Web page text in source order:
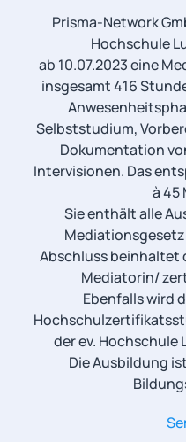
Prisma-Network
Hochschule
ab 10.07.2023 eine
insgesamt 416
Selbststudium,
Dokumentation
Intervisionen. Das
à 45
Sie enthält alle
Abschluss beinhaltet
Mediatorin/
Ebenfalls wird
der ev. Hochschule
Die Ausbildung